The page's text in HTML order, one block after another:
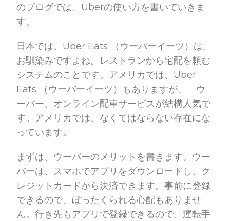
のブログでは、Uberの使い方を書いていきま
す。
日本では、Uber Eats （ウーバーイーツ）は、
お馴染みですよね。レストランから宅配を頼む
システムのことです。アメリカでは、Uber
Eats （ウーバーイーツ）もありますが、 ウ
ーバー、オンライン配車サービスが結構人気で
す。アメリカでは、なくてはならない存在にな
っています。
まずは、ウーバーのメリットを書きます。ウー
バーは、スマホでアプリをダウンロードし、ク
レジットカードから決済できます。事前に登録
できるので、ぼったくられる心配もありませ
ん。行き先もアプリで登録できるので、運転手